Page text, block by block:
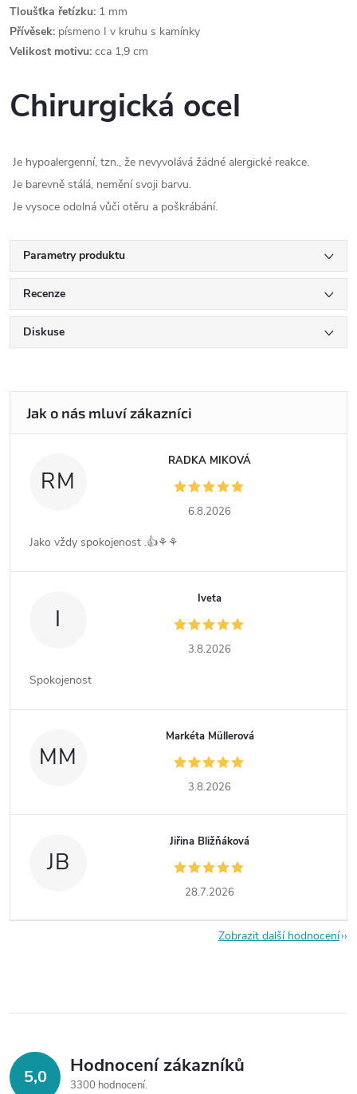
Tloušťka řetízku: 1 mm
Přívěsek: písmeno I v kruhu s kamínky
Velikost motivu: cca 1,9 cm
Chirurgická ocel
Je hypoalergenní, tzn., že nevyvolává žádné alergické reakce.
Je barevně stálá, nemění svoji barvu.
Je vysoce odolná vůči otěru a poškrábání.
Parametry produktu
Recenze
Diskuse
RM
RADKA MIKOVÁ
6.8.2026
Jako vždy spokojenost .👍⚘️⚘️
I
Iveta
3.8.2026
Spokojenost
MM
Markéta Müllerová
3.8.2026
JB
Jiřina Bližňáková
28.7.2026
Zobrazit další hodnocení
5,0 Hodnocení zákazníků
3300 hodnocení